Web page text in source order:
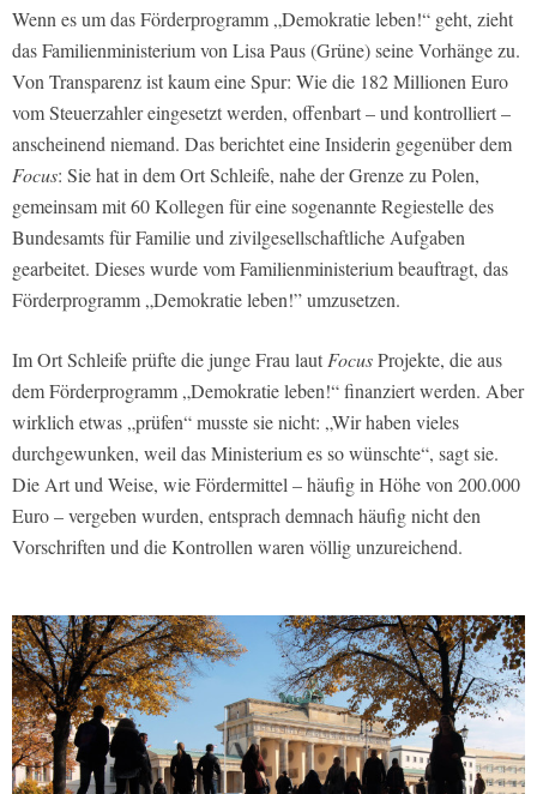
Wenn es um das Förderprogramm „Demokratie leben!“ geht, zieht
das Familienministerium von Lisa Paus (Grüne) seine Vorhänge zu.
Von Transparenz ist kaum eine Spur: Wie die 182 Millionen Euro
vom Steuerzahler eingesetzt werden, offenbart – und kontrolliert –
anscheinend niemand. Das berichtet eine Insiderin gegenüber dem
Focus: Sie hat in dem Ort Schleife, nahe der Grenze zu Polen,
gemeinsam mit 60 Kollegen für eine sogenannte Regiestelle des
Bundesamts für Familie und zivilgesellschaftliche Aufgaben
gearbeitet. Dieses wurde vom Familienministerium beauftragt, das
Förderprogramm „Demokratie leben!” umzusetzen.
Im Ort Schleife prüfte die junge Frau lautFocusProjekte, die aus
dem Förderprogramm „Demokratie leben!“ finanziert werden. Aber
wirklich etwas „prüfen“ musste sie nicht: „Wir haben vieles
durchgewunken, weil das Ministerium es so wünschte“, sagt sie.
Die Art und Weise, wie Fördermittel – häufig in Höhe von 200.000
Euro – vergeben wurden, entsprach demnach häufig nicht den
Vorschriften und die Kontrollen waren völlig unzureichend.